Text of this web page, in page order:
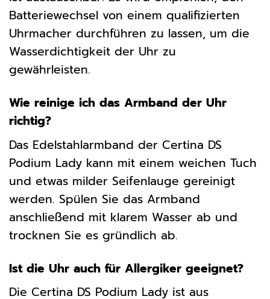
Batteriewechsel von einem qualifizierten
Uhrmacher durchführen zu lassen, um die
Wasserdichtigkeit der Uhr zu
gewährleisten.
Wie reinige ich das Armband der Uhr
richtig?
Das Edelstahlarmband der Certina DS
Podium Lady kann mit einem weichen Tuch
und etwas milder Seifenlauge gereinigt
werden. Spülen Sie das Armband
anschließend mit klarem Wasser ab und
trocknen Sie es gründlich ab.
Ist die Uhr auch für Allergiker geeignet?
Die Certina DS Podium Lady ist aus